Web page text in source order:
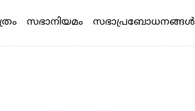
സഭാനിയമം സഭാപ്രബോധനങ്ങള്‍